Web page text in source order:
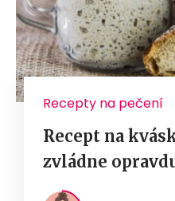
Recepty na pečení
Recept na
zvládne